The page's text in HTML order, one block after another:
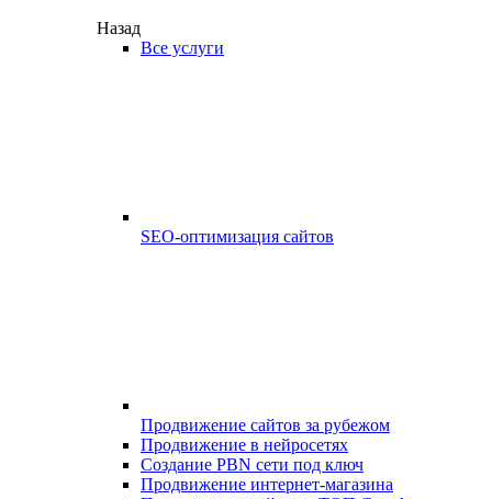
Назад
Все услуги
SEO-оптимизация сайтов
Продвижение сайтов за рубежом
Продвижение в нейросетях
Создание PBN сети под ключ
Продвижение интернет-магазина